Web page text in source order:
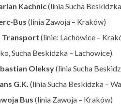
Kachnic(linia Sucha
Bus (linia Zawoja – Kraków)
Transport (linie: Lachowice –
Sucha Beskidzka – Lachowice)
Oleksy(linia Sucha
G.K. (linia Sucha Beskidzka –
Bus (linia Zawoja – Kraków)